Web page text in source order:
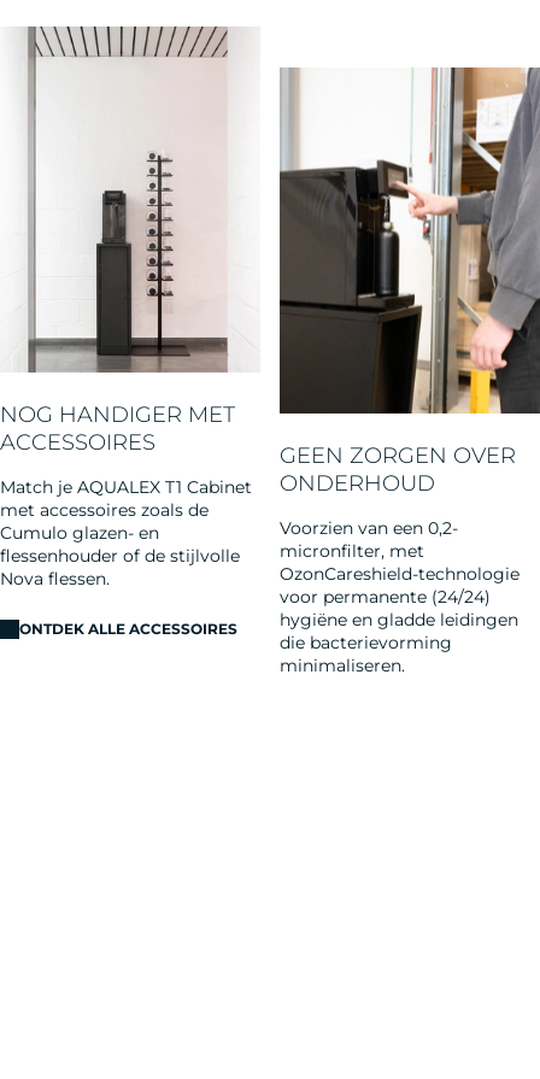
NOG HANDIGER MET
ACCESSOIRES
Match je AQUALEX T1 Cabinet
met accessoires zoals de
Cumulo glazen- en
flessenhouder of de stijlvolle
Nova flessen.
ONTDEK ALLE ACCESSOIRES
GEEN ZORGEN OVER
ONDERHOUD
Voorzien van een 0,2-
micronfilter, met
OzonCareshield-technologie
voor permanente (24/24)
hygiëne en gladde leidingen
die bacterievorming
minimaliseren.